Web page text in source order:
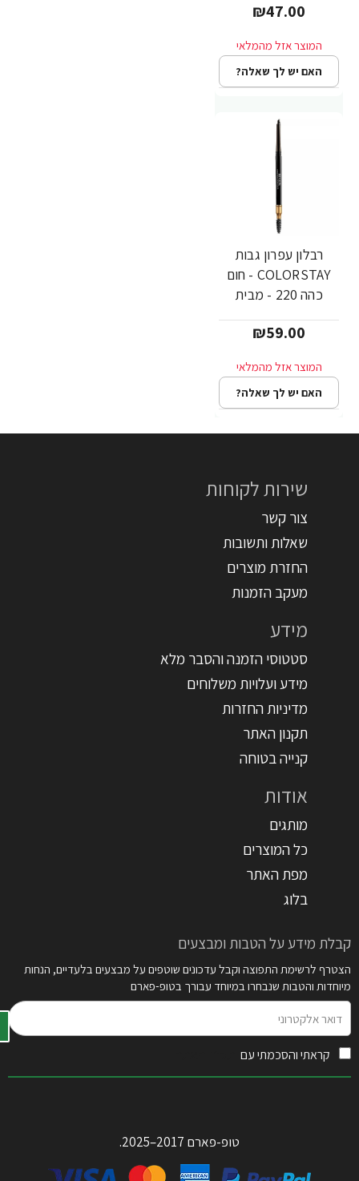
₪47.00
האם יש לך שאלה?
רבלון עפרון גבות
COLORSTAY - חום
כהה 220 - מבית
₪59.00
האם יש לך שאלה?
שירות לקוחות
צור קשר
שאלות ותשובות
החזרת מוצרים
מעקב הזמנות
מידע
סטטוסי הזמנה והסבר מלא
מידע ועלויות משלוחים
מדיניות החזרות
תקנון האתר
קנייה בטוחה
אודות
מותגים
כל המוצרים
מפת האתר
בלוג
קבלת מידע על הטבות ומבצעים
הצטרף לרשימת התפוצה וקבל עדכונים שוטפים על מבצעים בלעדיים, הנחות
מיוחדות והטבות שנבחרו במיוחד עבורך בטופ-פארם
אלקטרוני
קראתי והסכמתי עם
טופ-פארם 2017–2025.